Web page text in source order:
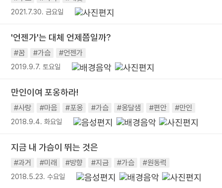
2021.7.30. 금요일
'언젠가'는 대체 언제쯤일까?
#꿈 #가슴 #언젠가
2019.9.7. 토요일
만인이여 포옹하라!
#사랑 #마음 #포옹 #가슴 #옹달샘 #편안 #만인
2018.9.4. 화요일
지금 내 가슴이 뛰는 것은
#과거 #미래 #방향 #지금 #가슴 #원동력
2018.5.23. 수요일